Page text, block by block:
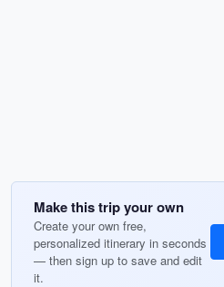
Make this trip your own
Create your own free,
personalized itinerary in seconds
— then sign up to save and edit
it.